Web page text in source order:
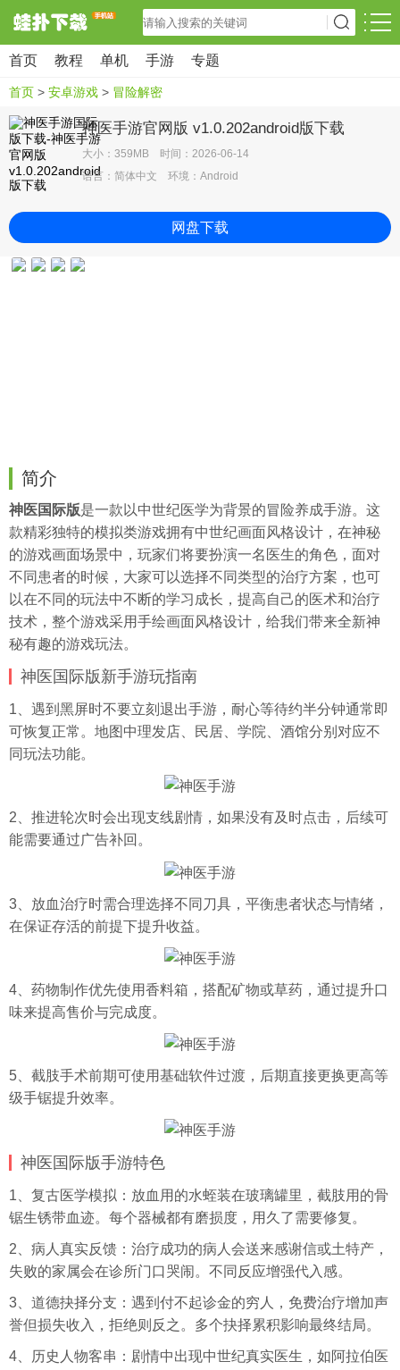
首页 教程 单机 手游 专题
首页 > 安卓游戏 > 冒险解密
神医手游官网版 v1.0.202android版下载
大小：359MB 时间：2026-06-14
语言：简体中文 环境：Android
网盘下载
简介
神医国际版是一款以中世纪医学为背景的冒险养成手游。这
款精彩独特的模拟类游戏拥有中世纪画面风格设计，在神秘
的游戏画面场景中，玩家们将要扮演一名医生的角色，面对
不同患者的时候，大家可以选择不同类型的治疗方案，也可
以在不同的玩法中不断的学习成长，提高自己的医术和治疗
技术，整个游戏采用手绘画面风格设计，给我们带来全新神
秘有趣的游戏玩法。
神医国际版新手游玩指南
1、遇到黑屏时不要立刻退出手游，耐心等待约半分钟通常即
可恢复正常。地图中理发店、民居、学院、酒馆分别对应不
同玩法功能。
2、推进轮次时会出现支线剧情，如果没有及时点击，后续可
能需要通过广告补回。
3、放血治疗时需合理选择不同刀具，平衡患者状态与情绪，
在保证存活的前提下提升收益。
4、药物制作优先使用香料箱，搭配矿物或草药，通过提升口
味来提高售价与完成度。
5、截肢手术前期可使用基础软件过渡，后期直接更换更高等
级手锯提升效率。
神医国际版手游特色
1、复古医学模拟：放血用的水蛭装在玻璃罐里，截肢用的骨
锯生锈带血迹。每个器械都有磨损度，用久了需要修复。
2、病人真实反馈：治疗成功的病人会送来感谢信或土特产，
失败的家属会在诊所门口哭闹。不同反应增强代入感。
3、道德抉择分支：遇到付不起诊金的穷人，免费治疗增加声
誉但损失收入，拒绝则反之。多个抉择累积影响最终结局。
4、历史人物客串：剧情中出现中世纪真实医生，如阿拉伯医